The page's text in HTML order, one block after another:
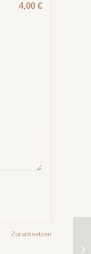
Zurücksetzen
4,00 €